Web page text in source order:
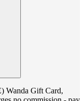
Wanda Gift Card,